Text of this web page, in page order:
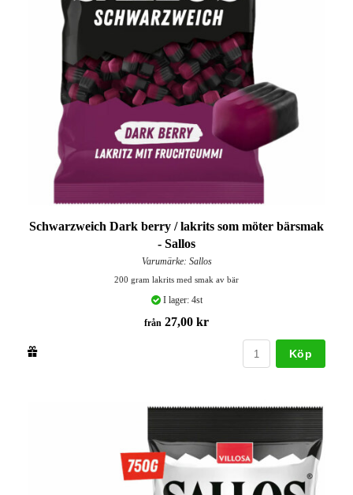
Schwarzweich Dark berry / lakrits som möter bärsmak
- Sallos
Varumärke: Sallos
200 gram lakrits med smak av bär
I lager: 4st
från 27,00 kr
Köp